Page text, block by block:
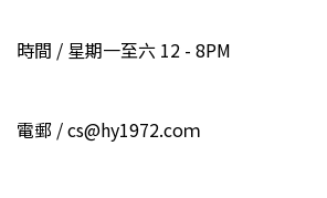
時間 / 星期一至六 12 - 8PM
電郵 / cs@hy1972.coｍ